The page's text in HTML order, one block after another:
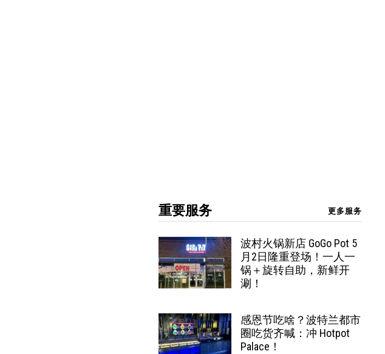
重要服务 更多服务
波村火锅新店 GoGo Pot 5
月2日隆重登场！一人一
锅＋旋转自助，新鲜开
涮！
感恩节吃啥？波特兰都市
圈吃货齐喊：冲 Hotpot
Palace！